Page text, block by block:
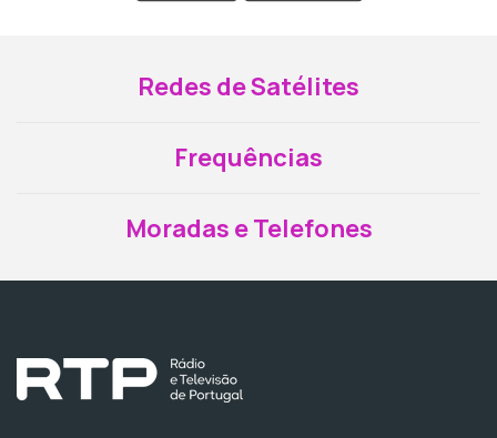
Redes de Satélites
Frequências
Moradas e Telefones